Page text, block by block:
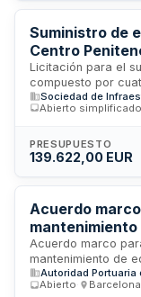
con posibilidad de
anuales
Suministro de
Centro
Licitación para el
compuesto por
de Alcalá de
coordinación
especializado con
trabajos similares.
requisitos de
Abierto simplificado
PRESUPUESTO
139.622,00 EUR
Acuerdo
salas de
Portuaria de
Acuerdo marco
mantenimiento de
reuniones,
de Barcelona,
Autoridad Portuaria
Abierto
Barcelona